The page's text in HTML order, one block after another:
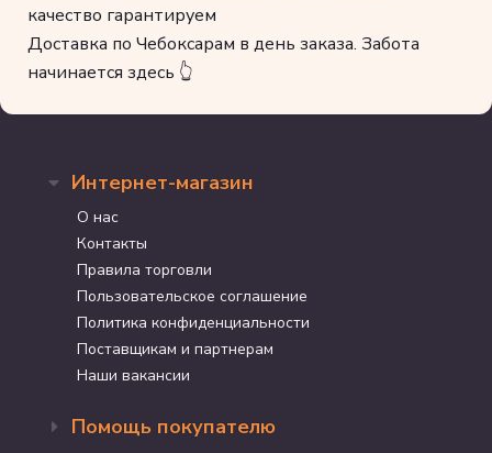
качество гарантируем
Доставка по Чебоксарам в день заказа. Забота
начинается здесь 👆
Интернет-магазин
О нас
Контакты
Правила торговли
Пользовательское соглашение
Политика конфиденциальности
Поставщикам и партнерам
Наши вакансии
Помощь покупателю